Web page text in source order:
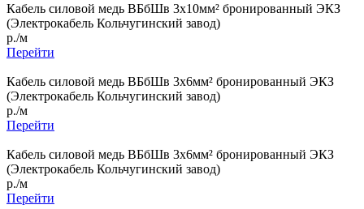
Кабель силовой медь ВБбШв 3x10мм² бронированный ЭКЗ
(Электрокабель Кольчугинский завод)
р./м
Перейти
Кабель силовой медь ВБбШв 3x6мм² бронированный ЭКЗ
(Электрокабель Кольчугинский завод)
р./м
Перейти
Кабель силовой медь ВБбШв 3x6мм² бронированный ЭКЗ
(Электрокабель Кольчугинский завод)
р./м
Перейти